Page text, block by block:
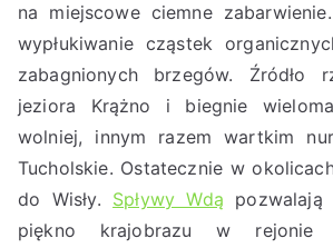
na miejscowe ciemne
wypłukiwanie cząstek
zabagnionych brzegów. Źródło
jeziora Krążno i biegnie
wolniej, innym razem wartkim
Tucholskie. Ostatecznie w
do Wisły. Spływy Wdą
piękno krajobrazu w rejonie